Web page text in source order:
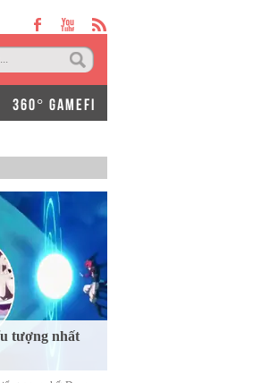
360° GAMEFI
tượng nhất